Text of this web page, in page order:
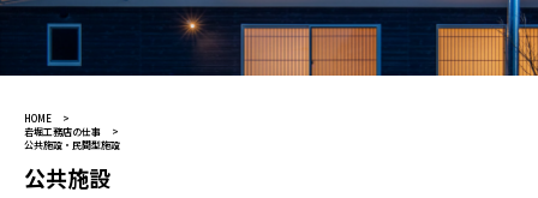
HOME
岩堀工務店の仕事
公共施設・民間型施設
公共施設